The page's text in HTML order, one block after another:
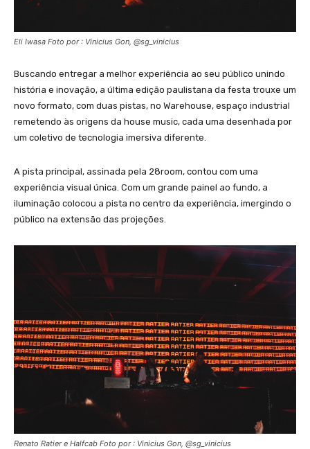
Eli Iwasa Foto por : Vinicius Gon, @sg_vinicius
Buscando entregar a melhor experiência ao seu público unindo
história e inovação, a última edição paulistana da festa trouxe um
novo formato, com duas pistas, no Warehouse, espaço industrial
remetendo às origens da house music, cada uma desenhada por
um coletivo de tecnologia imersiva diferente.
A pista principal, assinada pela 28room, contou com uma
experiência visual única. Com um grande painel ao fundo, a
iluminação colocou a pista no centro da experiência, imergindo o
público na extensão das projeções.
Renato Ratier e Halfcab Foto por : Vinicius Gon, @sg_vinicius